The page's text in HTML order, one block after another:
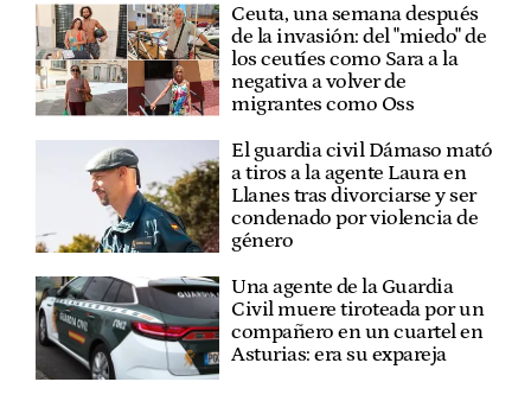
Ceuta, una semana después
de la invasión: del "miedo" de
los ceutíes como Sara a la
negativa a volver de
migrantes como Oss
El guardia civil Dámaso mató
a tiros a la agente Laura en
Llanes tras divorciarse y ser
condenado por violencia de
género
Una agente de la Guardia
Civil muere tiroteada por un
compañero en un cuartel en
Asturias: era su expareja